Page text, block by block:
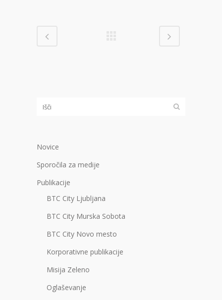
Novice
Sporočila za medije
Publikacije
BTC City Ljubljana
BTC City Murska Sobota
BTC City Novo mesto
Korporativne publikacije
Misija Zeleno
Oglaševanje